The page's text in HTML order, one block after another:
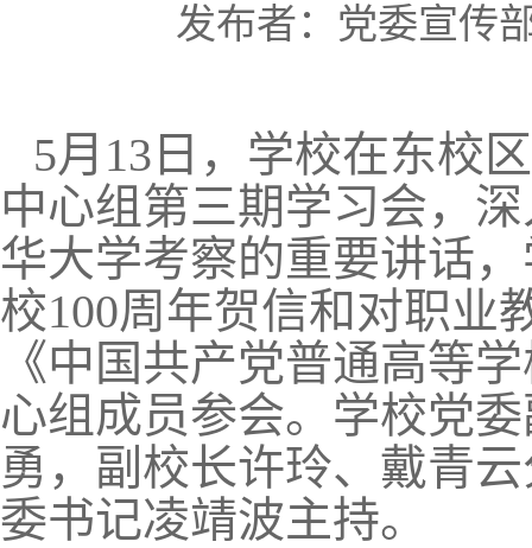
发布者：党委宣传
5月13日，学校在东校
中心组第三期学习会，
华大学考察的重要讲话
校100周年贺信和对职业
《中国共产党普通高等
心组成员参会。学校党
勇，副校长许玲、戴青
委书记凌靖波主持。